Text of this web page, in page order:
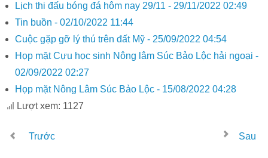
Lịch thi đấu bóng đá hôm nay 29/11 - 29/11/2022 02:49
Tin buồn - 02/10/2022 11:44
Cuộc gặp gỡ lý thú trên đất Mỹ - 25/09/2022 04:54
Họp mặt Cựu học sinh Nông lâm Súc Bảo Lộc hải ngoại -
02/09/2022 02:27
Họp mặt Nông Lâm Súc Bảo Lộc - 15/08/2022 04:28
Lượt xem: 1127
Trước Sau